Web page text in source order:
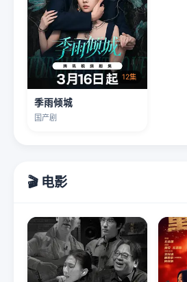
12集
季雨倾城
国产剧
🎬 电影